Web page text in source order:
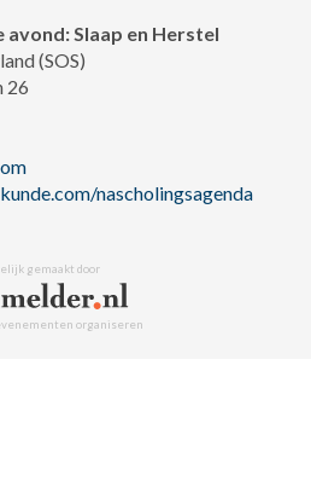
Slaap en Herstel
(SOS)
26
nascholingsagenda
gemaakt door
organiseren